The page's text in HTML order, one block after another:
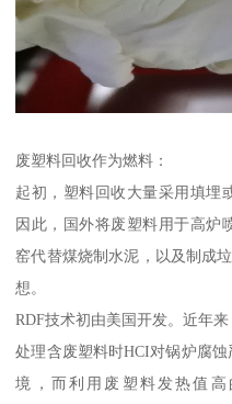
废塑料回收作为燃料：
起初，塑料回收大量采用填埋
因此，国外将废塑料用于高炉
窑代替煤烧制水泥，以及制成
想。
RDF技术初由美国开发。近年
处理含废塑料时HCI对锅炉腐
境，而利用废塑料发热值